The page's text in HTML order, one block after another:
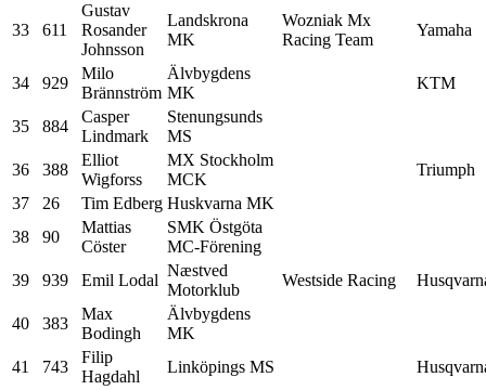
33 611
Gustav
Rosander
Johnsson
Landskrona
MK
Wozniak Mx
Racing Team
Yamaha
34 929
Milo
Brännström
Älvbygdens
MK
KTM
35 884
Casper
Lindmark
Stenungsunds
MS
36
388
Elliot
Wigforss
MX Stockholm
MCK
Triumph
37
26 Tim Edberg Huskvarna MK
38
90
Mattias
Cöster
SMK Östgöta
MC-Förening
39
939 Emil Lodal
Næstved
Motorklub
Westside Racing
40 383
Max
Bodingh
Älvbygdens
MK
41
743
Filip
Hagdahl
Linköpings MS